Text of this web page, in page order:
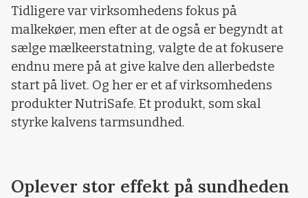
Tidligere var virksomhedens fokus på
malkekøer, men efter at de også er begyndt at
sælge mælkeerstatning, valgte de at fokusere
endnu mere på at give kalve den allerbedste
start på livet. Og her er et af virksomhedens
produkter NutriSafe. Et produkt, som skal
styrke kalvens tarmsundhed.
Oplever stor effekt på sundheden